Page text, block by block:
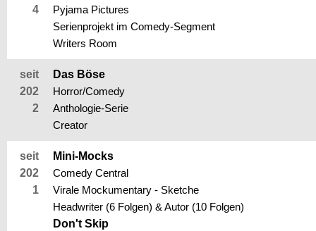
4
Pyjama Pictures
Serienprojekt im Comedy-Segment
Writers Room
seit
202
2
Das Böse
Horror/Comedy
Anthologie-Serie
Creator
seit
202
1
Mini-Mocks
Comedy Central
Virale Mockumentary - Sketche
Headwriter (6 Folgen) & Autor (10 Folgen)
Don't Skip